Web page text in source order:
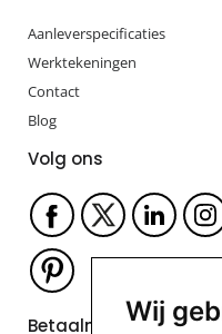
Wij
Aanleverspecificaties
Werktekeningen
Contact
Blog
Volg ons
Betaalmogelijkheden